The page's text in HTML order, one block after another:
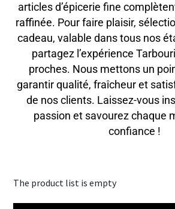
articles d’épicerie fine
raffinée. Pour faire plaisir,
cadeau, valable dans tous nos
partagez l’expérience
proches. Nous mettons un
garantir qualité, fraîcheur et
de nos clients. Laissez-vous
passion et savourez chaque
confiance !
The product list is empty